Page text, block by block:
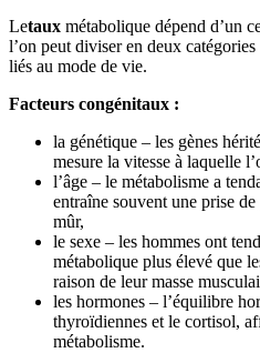
Letaux métabolique dépend d’un
l’on peut diviser en deux
liés au mode de vie.
Facteurs congénitaux :
la génétique – les gènes
mesure la vitesse à laquelle
l’âge – le métabolisme a
entraîne souvent une prise
mûr,
le sexe – les hommes ont
métabolique plus élevé que
raison de leur masse
les hormones – l’équilibre
thyroïdiennes et le cortisol,
métabolisme.